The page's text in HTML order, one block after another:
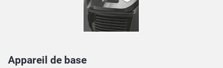
Appareil de base